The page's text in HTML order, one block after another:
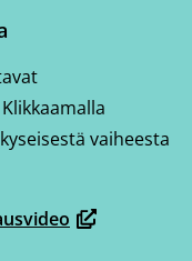
vaiheesta